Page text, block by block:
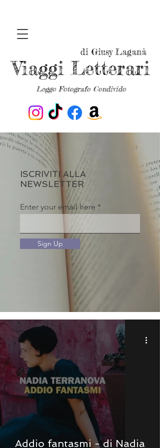
Leggo Fotografo Condivido
Viaggi Letterari
di Giusy Laganà
ISCRIVITI ALLA
NEWSLETTER
Enter your email here
Sign Up
Addio fantasmi - di Nadia